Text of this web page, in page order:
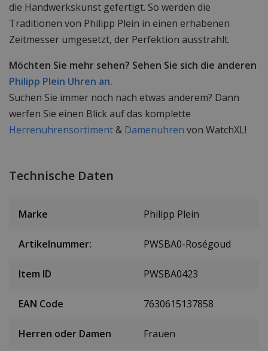
die Handwerkskunst gefertigt. So werden die
Traditionen von Philipp Plein in einen erhabenen
Zeitmesser umgesetzt, der Perfektion ausstrahlt.
Möchten Sie mehr sehen? Sehen Sie sich die anderen
Philipp Plein Uhren an.
Suchen Sie immer noch nach etwas anderem? Dann
werfen Sie einen Blick auf das komplette
Herrenuhrensortiment& Damenuhren von WatchXL!
Technische Daten
Marke Philipp Plein
Artikelnummer: PWSBA0-Roségoud
Item ID PWSBA0423
EAN Code 7630615137858
Herren oder Damen Frauen